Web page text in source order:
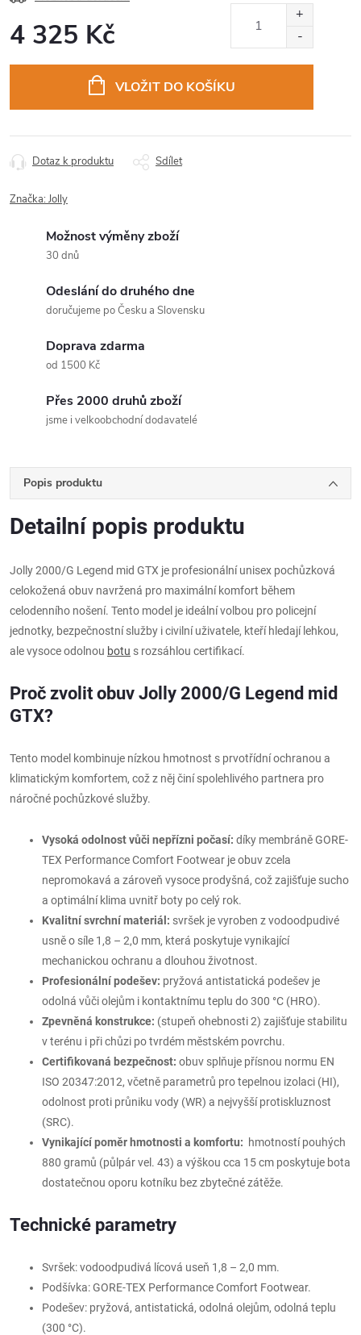
4 325 Kč
VLOŽIT DO KOŠÍKU
Dotaz k produktu Sdílet
Značka:Jolly
Možnost výměny zboží
30 dnů
Odeslání do druhého dne
doručujeme po Česku a Slovensku
Doprava zdarma
od 1500 Kč
Přes 2000 druhů zboží
jsme i velkoobchodní dodavatelé
Popis produktu
Detailní popis produktu
Jolly 2000/G Legend mid GTX je profesionální unisex pochůzková
celokožená obuv navržená pro maximální komfort během
celodenního nošení. Tento model je ideální volbou pro policejní
jednotky, bezpečnostní služby i civilní uživatele, kteří hledají lehkou,
ale vysoce odolnou botu s rozsáhlou certifikací.
Proč zvolit obuv Jolly 2000/G Legend mid
GTX?
Tento model kombinuje nízkou hmotnost s prvotřídní ochranou a
klimatickým komfortem, což z něj činí spolehlivého partnera pro
náročné pochůzkové služby.
Vysoká odolnost vůči nepřízni počasí: díky membráně GORE-
TEX Performance Comfort Footwear je obuv zcela
nepromokavá a zároveň vysoce prodyšná, což zajišťuje sucho
a optimální klima uvnitř boty po celý rok.
Kvalitní svrchní materiál: svršek je vyroben z vodoodpudivé
usně o síle 1,8 – 2,0 mm, která poskytuje vynikající
mechanickou ochranu a dlouhou životnost.
Profesionální podešev: pryžová antistatická podešev je
odolná vůči olejům i kontaktnímu teplu do 300 °C (HRO).
Zpevněná konstrukce: (stupeň ohebnosti 2) zajišťuje stabilitu
v terénu i při chůzi po tvrdém městském povrchu.
Certifikovaná bezpečnost: obuv splňuje přísnou normu EN
ISO 20347:2012, včetně parametrů pro tepelnou izolaci (HI),
odolnost proti průniku vody (WR) a nejvyšší protiskluznost
(SRC).
Vynikající poměr hmotnosti a komfortu: hmotností pouhých
880 gramů (půlpár vel. 43) a výškou cca 15 cm poskytuje bota
dostatečnou oporu kotníku bez zbytečné zátěže.
Technické parametry
Svršek: vodoodpudivá lícová useň 1,8 – 2,0 mm.
Podšívka: GORE-TEX Performance Comfort Footwear.
Podešev: pryžová, antistatická, odolná olejům, odolná teplu
(300 °C).